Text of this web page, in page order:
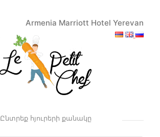
Armenia Marriott Hotel Yerevan
Ընտրեք հյուրերի քանակը